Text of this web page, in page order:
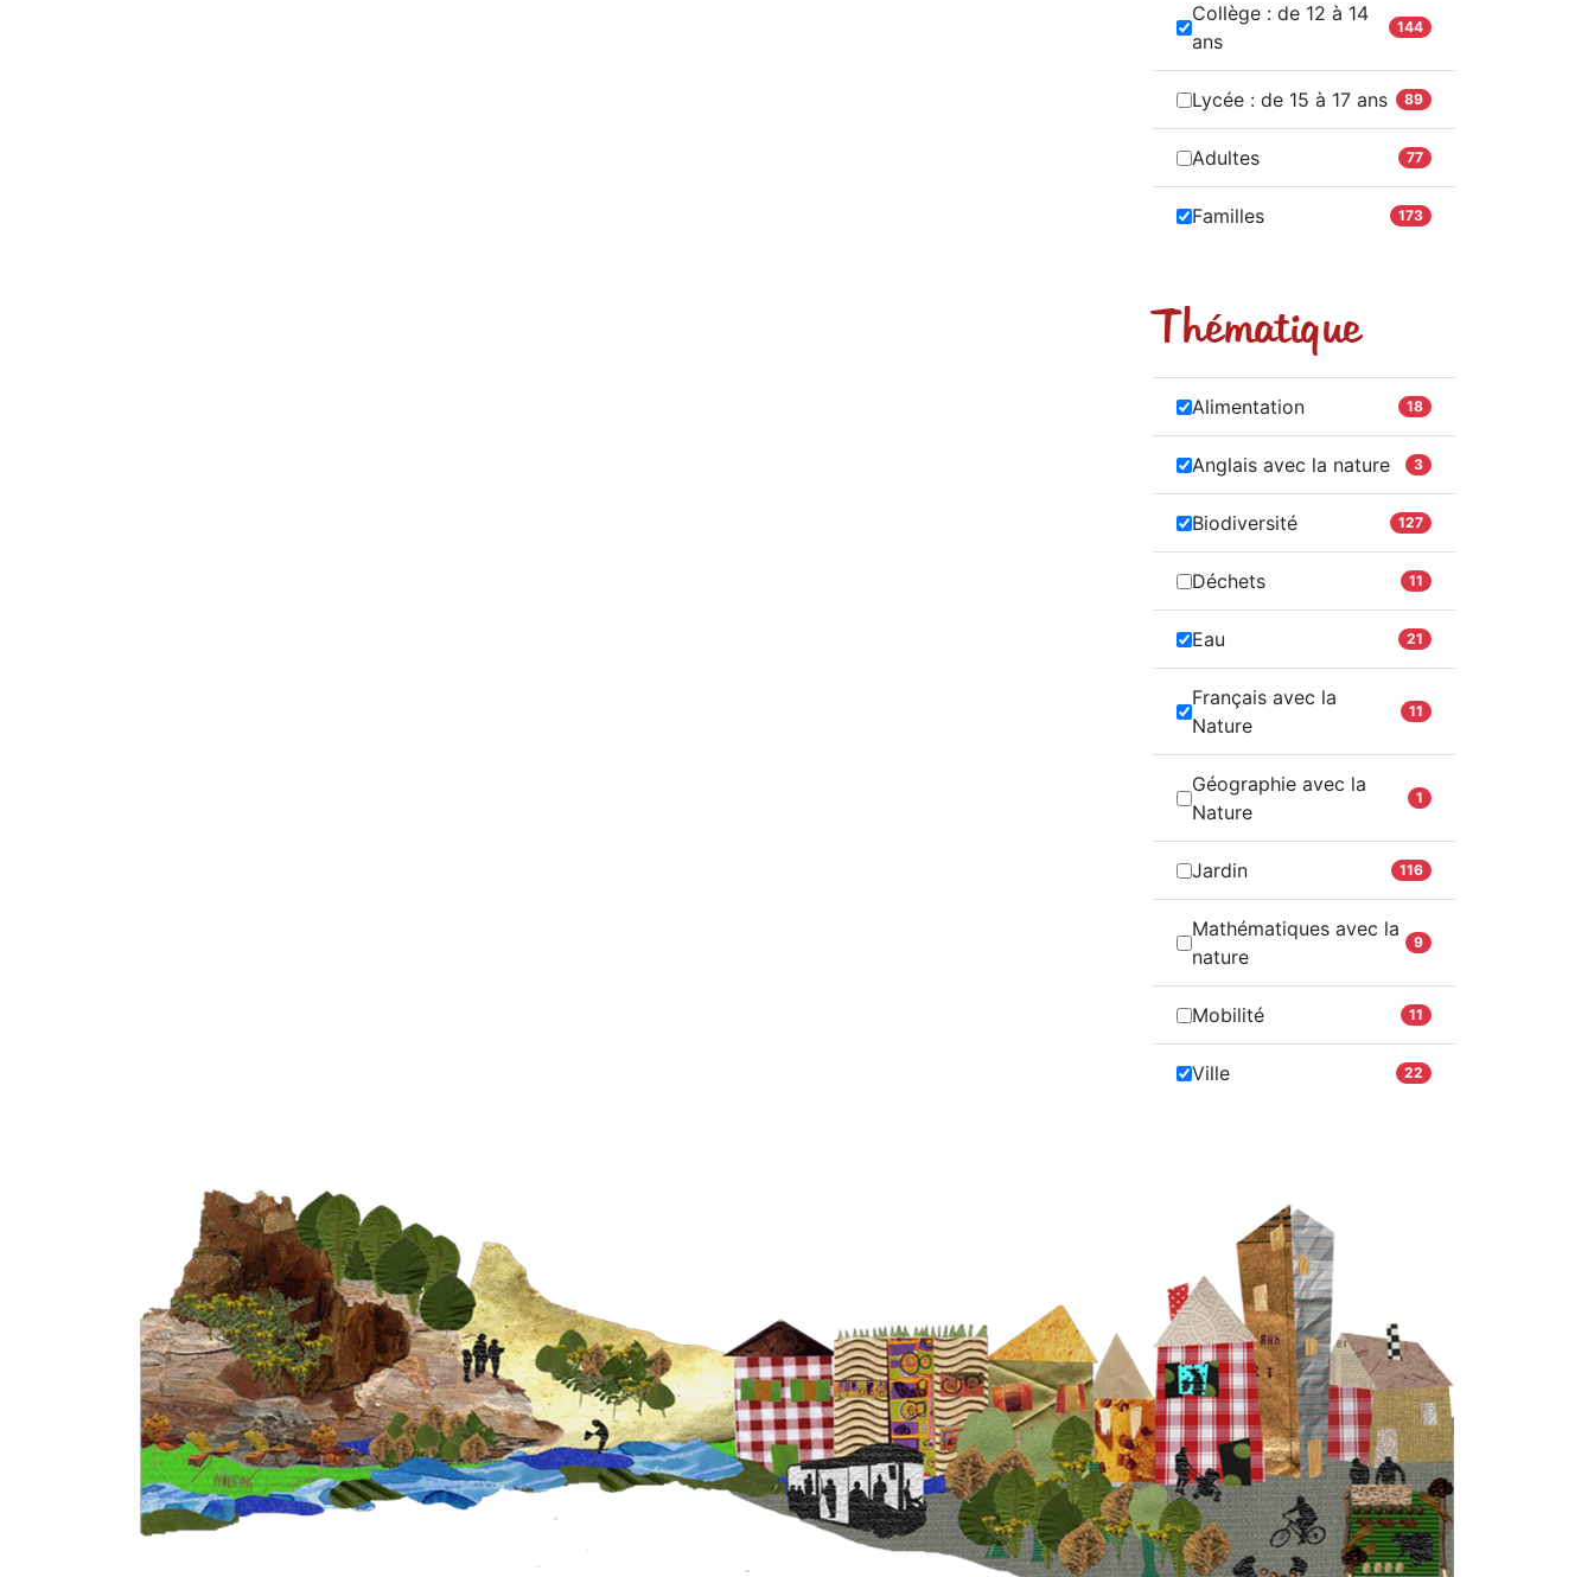
Collège : de 12 à 14
ans
144
Lycée : de 15 à 17 ans 89
Adultes 77
Familles 173
Thématique
Alimentation 18
Anglais avec la nature 3
Biodiversité 127
Déchets 11
Eau 21
Français avec la
Nature
11
Géographie avec la
Nature
1
Jardin 116
Mathématiques avec la
nature
9
Mobilité 11
Ville 22